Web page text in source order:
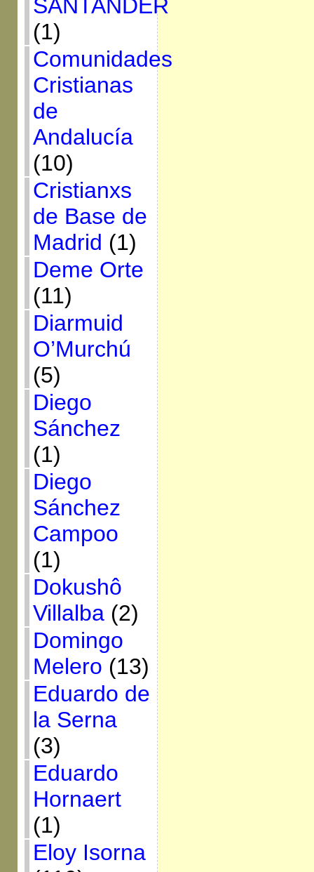
SANTANDER
(1)
Comunidades
Cristianas
de
Andalucía
(10)
Cristianxs
de Base de
Madrid (1)
Deme Orte
(11)
Diarmuid
O’Murchú
(5)
Diego
Sánchez
(1)
Diego
Sánchez
Campoo
(1)
Dokushô
Villalba(2)
Domingo
Melero (13)
Eduardo de
la Serna
(3)
Eduardo
Hornaert
(1)
Eloy Isorna